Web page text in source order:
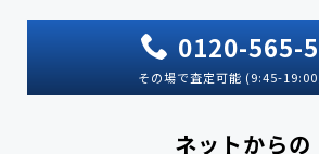
0120-565-
その場で査定可能 (9:45-
ネットからの